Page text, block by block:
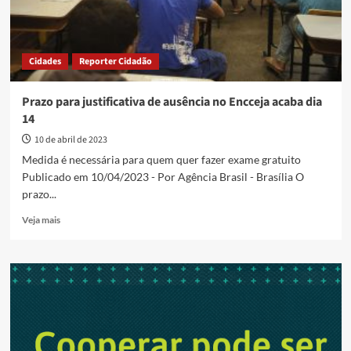
Cidades Reporter Cidadão
Prazo para justificativa de ausência no Encceja acaba dia
14
10 de abril de 2023
Medida é necessária para quem quer fazer exame gratuito
Publicado em 10/04/2023 - Por Agência Brasil - Brasília O
prazo...
Veja maisRead
Prazo
para
no